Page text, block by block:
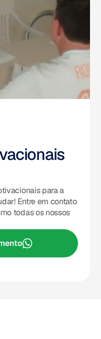
para a
Entre em contato
todas os nossos